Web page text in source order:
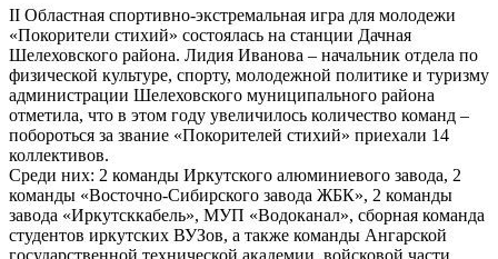
II Областная спортивно-экстремальная игра для молодежи
«Покорители стихий» состоялась на станции Дачная
Шелеховского района. Лидия Иванова – начальник отдела по
физической культуре, спорту, молодежной политике и туризму
администрации Шелеховского муниципального района
отметила, что в этом году увеличилось количество команд –
побороться за звание «Покорителей стихий» приехали 14
коллективов.
Среди них: 2 команды Иркутского алюминиевого завода, 2
команды «Восточно-Сибирского завода ЖБК», 2 команды
завода «Иркутсккабель», МУП «Водоканал», сборная команда
студентов иркутских ВУЗов, а также команды Ангарской
государственной технической академии, войсковой части